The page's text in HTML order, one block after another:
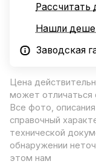
Рассчитать
Нашли
Заводская
Цена
может отличаться
Все фото,
справочный
технической
обнаружении
этом нам